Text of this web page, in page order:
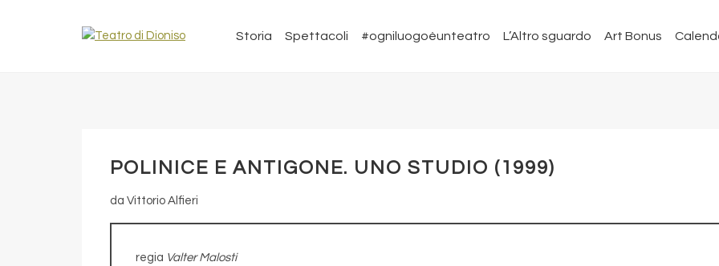
Storia Spettacoli #ogniluogoèunteatro L’Altro sguardo Art Bonus
POLINICE E ANTIGONE. UNO STUDIO (1999)
da Vittorio Alfieri
regia Valter Malosti